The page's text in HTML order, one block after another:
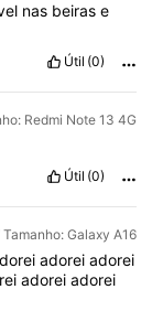
nas beiras e
Útil (0)
Redmi Note 13 4G
Útil (0)
Galaxy A16
adorei adorei
adoreiadorei